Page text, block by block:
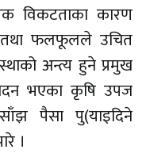
विकटताका कारण
तथा फलफूलले उचित
अन्त्य हुने प्रमुख
भएका कृषि उपज
पैसा पु(याइदिने
।